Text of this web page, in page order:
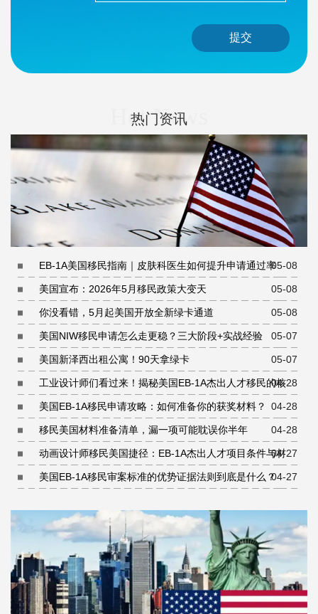
提交
Hot News
热门资讯
05-08
EB-1A美国移民指南｜皮肤科医生如何提升申请通过率
05-08
美国宣布：2026年5月移民政策大变天
05-08
你没看错，5月起美国开放全新绿卡通道
05-07
美国NIW移民申请怎么走更稳？三大阶段+实战经验
05-07
美国新泽西出租公寓！90天拿绿卡
04-28
工业设计师们看过来！揭秘美国EB-1A杰出人才移民的核心
条件 04-28
美国EB-1A移民申请攻略：如何准备你的获奖材料？
04-28
移民美国材料准备清单，漏一项可能耽误你半年
04-27
动画设计师移民美国捷径：EB-1A杰出人才项目条件与材料
准备指南 04-27
美国EB-1A移民审案标准的优势证据法则到底是什么？